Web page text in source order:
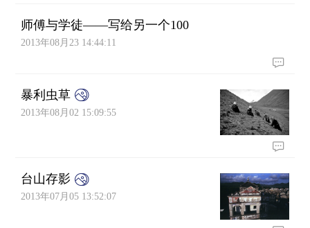
师傅与学徒——写给另一个100
2013年08月23 14:44:11
暴利虫草
2013年08月02 15:09:55
台山存影
2013年07月05 13:52:07